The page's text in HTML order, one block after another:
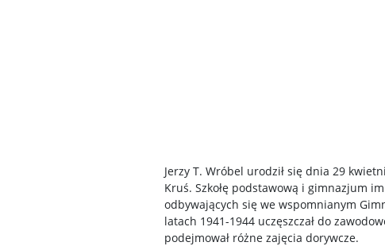
Jerzy T. Wróbel urodził się dnia 29
Kruś. Szkołę podstawową i gimnazjum
odbywających się we wspomnianym
latach 1941-1944 uczęszczał do
podejmował różne zajęcia dorywcze.